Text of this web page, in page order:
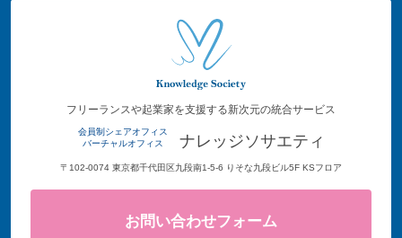
フリーランスや起業家を支援する新次元の統合サービス
会員制シェアオフィス
バーチャルオフィス
ナレッジソサエティ
〒102-0074 東京都千代田区九段南1-5-6 りそな九段ビル5F KSフロア
お問い合わせフォーム